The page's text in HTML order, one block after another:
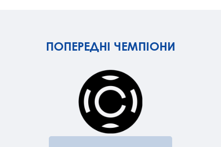
ПОПЕРЕДНІ ЧЕМПІОНИ